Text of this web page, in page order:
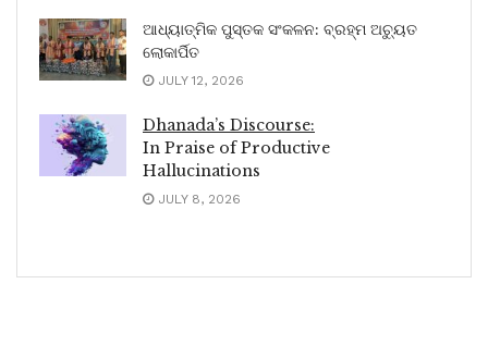
ଆଧ୍ୟାତ୍ମିକ ପୁସ୍ତକ ସଂକଳନ: ବ୍ରହ୍ମ ଅଚ୍ୟୁତ
ଲୋକାର୍ପିତ
JULY 12, 2026
Dhanada’s Discourse:
In Praise of Productive
Hallucinations
JULY 8, 2026